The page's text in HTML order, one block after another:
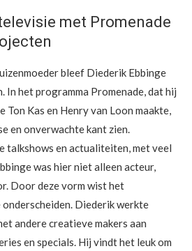
met Promenade
bleef Diederik Ebbinge
In het programma Promenade, dat hij
Ton Kas en Henry van Loon maakte,
en onverwachte kant zien.
talkshows en actualiteiten, met veel
was hier niet alleen acteur,
Door deze vorm wist het
Diederik werkte
andere creatieve makers aan
en specials. Hij vindt het leuk om